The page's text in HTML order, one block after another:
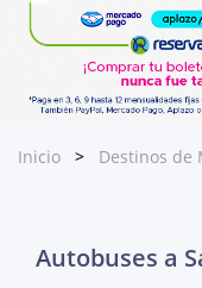
Inicio Destinos de
Autobuses a